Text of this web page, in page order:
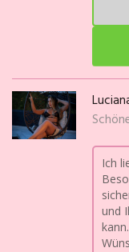
Ich
und